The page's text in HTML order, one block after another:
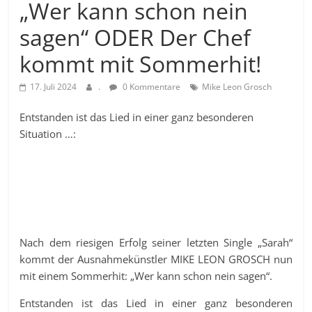
„Wer kann schon nein
sagen“ ODER Der Chef
kommt mit Sommerhit!
17. Juli 2024 . 0 Kommentare Mike Leon Grosch
Entstanden ist das Lied in einer ganz besonderen
Situation …:
Nach dem riesigen Erfolg seiner letzten Single „Sarah“
kommt der Ausnahmekünstler MIKE LEON GROSCH nun
mit einem Sommerhit: „Wer kann schon nein sagen“.
Entstanden ist das Lied in einer ganz besonderen